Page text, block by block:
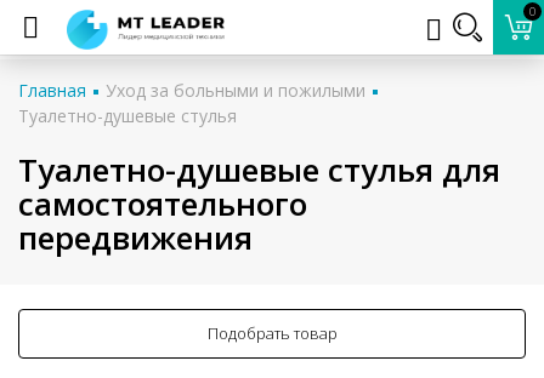
0
Главная
Уход за больными и пожилыми
Туалетно-душевые стулья
Туалетно-душевые стулья для
самостоятельного
передвижения
Подобрать товар